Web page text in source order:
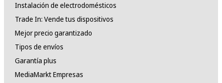
Instalación de electrodomésticos
Trade In: Vende tus dispositivos
Mejor precio garantizado
Tipos de envíos
Garantía plus
MediaMarkt Empresas